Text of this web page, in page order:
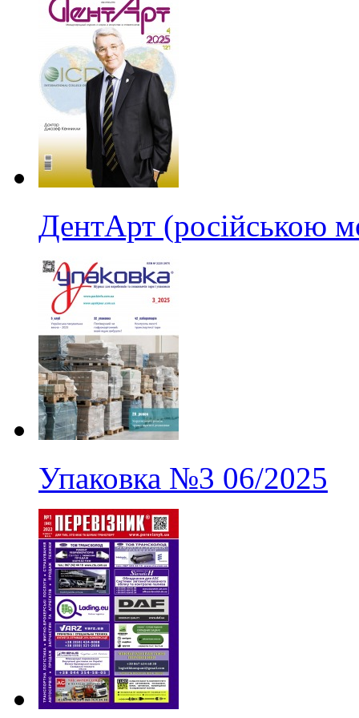
ДентАрт (російською
Упаковка №3 06/2025